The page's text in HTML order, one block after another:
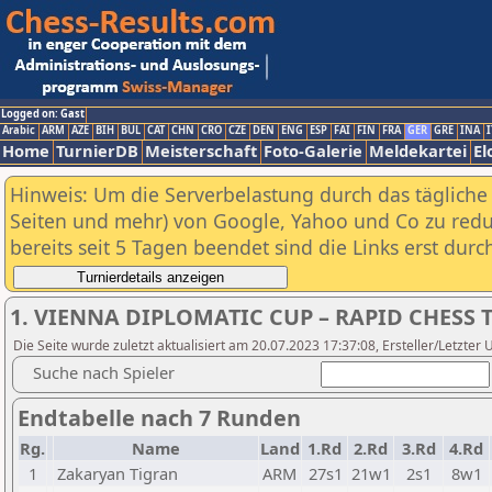
Logged on: Gast
Arabic ARM AZE BIH BUL CAT CHN CRO CZE DEN ENG ESP FAI FIN FRA GER GRE INA
Home TurnierDB Meisterschaft Foto-Galerie Meldekartei
Hinweis: Um die Serverbelastung durch das
Seiten und mehr) von Google, Yahoo und Co zu
bereits seit 5 Tagen beendet sind die Links erst
1. VIENNA DIPLOMATIC CUP – RAPID CHESS
Die Seite wurde zuletzt aktualisiert am 20.07.2023 17:37:08, Ersteller/Letzter
Suche nach Spieler
Endtabelle nach 7 Runden
Rg. Name Land 1.Rd 2.Rd 3.Rd
4.Rd
1
Zakaryan Tigran ARM 27s1 21w1 2s1
8w1